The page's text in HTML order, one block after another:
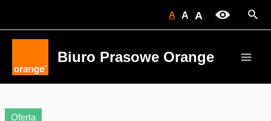
A A A
Biuro Prasowe Orange
Oferta